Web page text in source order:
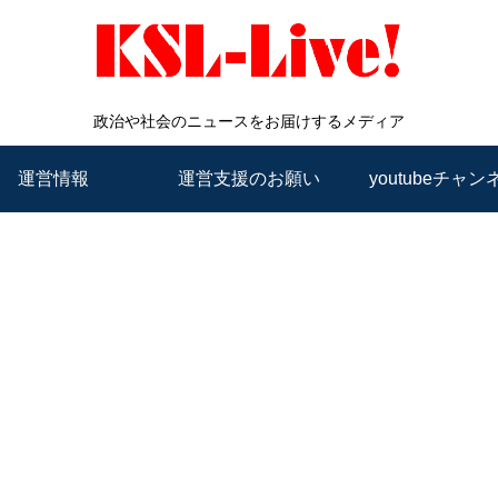
政治や社会のニュースをお届けするメディア
運営情報 運営支援のお願い youtubeチャン